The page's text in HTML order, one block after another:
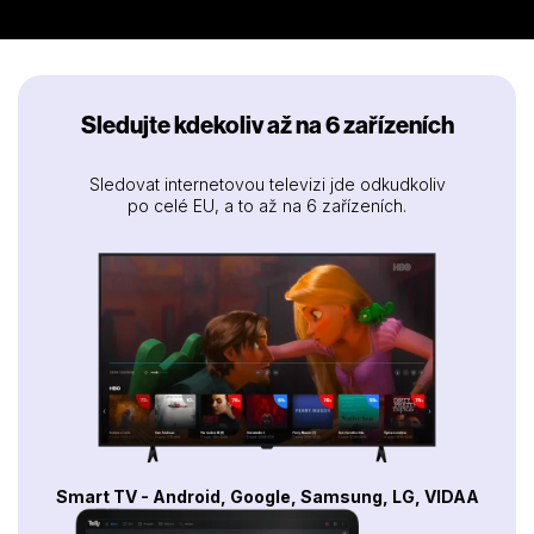
Sledujte kdekoliv až na 6 zařízeních
Sledovat internetovou televizi jde odkudkoliv
po celé EU, a to až na 6 zařízeních.
Smart TV - Android, Google, Samsung, LG, VIDAA